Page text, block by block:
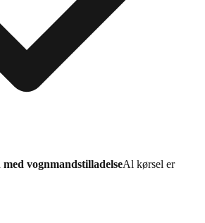
vognmandstilladelseAl kørsel er